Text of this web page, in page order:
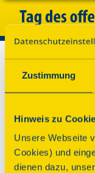
Zustimmung
Hinweis zu
Unsere Webseite
Cookies) und
dienen dazu,